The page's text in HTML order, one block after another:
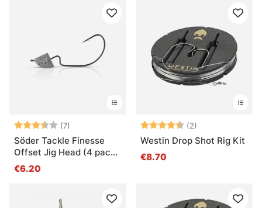
Note: (7)
Söder Tackle Finesse
Offset Jig Head (4 pack)
1/0
€6.20
Note: (2)
Westin Drop Shot Rig Kit
€8.70